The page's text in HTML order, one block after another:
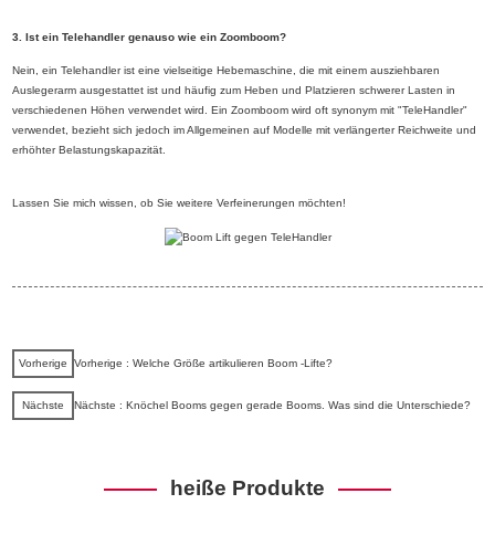
3. Ist ein Telehandler genauso wie ein Zoomboom?
Nein, ein Telehandler ist eine vielseitige Hebemaschine, die mit einem ausziehbaren
Auslegerarm ausgestattet ist und häufig zum Heben und Platzieren schwerer Lasten in
verschiedenen Höhen verwendet wird. Ein Zoomboom wird oft synonym mit "TeleHandler"
verwendet, bezieht sich jedoch im Allgemeinen auf Modelle mit verlängerter Reichweite und
erhöhter Belastungskapazität.
Lassen Sie mich wissen, ob Sie weitere Verfeinerungen möchten!
Vorherige Vorherige : Welche Größe artikulieren Boom -Lifte?
Nächste Nächste : Knöchel Booms gegen gerade Booms. Was sind die Unterschiede?
heiße Produkte